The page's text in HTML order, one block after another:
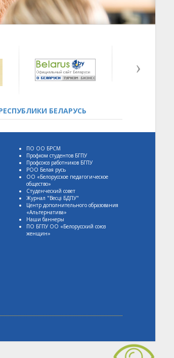
БЕЛАРУСЬ
ПО ОО БРСМ
Профком студентов БГПУ
Профсоюз работников БГПУ
РОО Белая русь
ОО «Белорусское педагогическое
общество»
Студенческий совет
Журнал "Весцi БДПУ"
Центр дополнительного образования
«Альтернатива»
Наши баннеры
ПО БГПУ ОО «Белорусский союз
женщин»